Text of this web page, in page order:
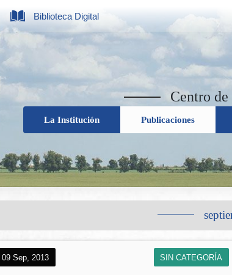
Biblioteca Digital
Centro
La Institución Publicaciones
09 Sep, 2013 SIN CATEGORÍA